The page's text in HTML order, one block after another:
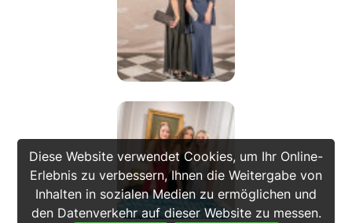
Diese Website verwendet Cookies, um Ihr Online-
Erlebnis zu verbessern, Ihnen die Weitergabe von
Inhalten in sozialen Medien zu ermöglichen und
den Datenverkehr auf dieser Website zu messen.